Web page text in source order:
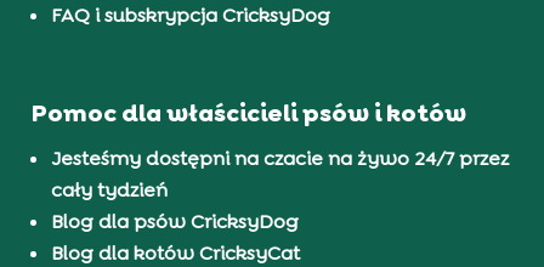
FAQ i subskrypcja CricksyDog
Pomoc dla właścicieli psów i kotów
Jesteśmy dostępni na czacie na żywo 24/7 przez
cały tydzień
Blog dla psów CricksyDog
Blog dla kotów CricksyCat